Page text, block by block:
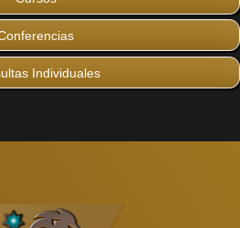
Individuales